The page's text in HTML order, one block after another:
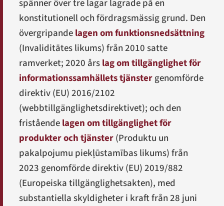
spänner över tre lagar lagrade på en
konstitutionell och fördragsmässig grund. Den
övergripandelagen om funktionsnedsättning
(Invaliditātes likums) från 2010 satte
ramverket; 2020 årslag om tillgänglighet för
informationssamhällets tjänstergenomförde
direktiv (EU) 2016/2102
(webbtillgänglighetsdirektivet); och den
friståendelagen om tillgänglighet för
produkter och tjänster(Produktu un
pakalpojumu piekļūstamības likums) från
2023 genomförde direktiv (EU) 2019/882
(Europeiska tillgänglighetsakten), med
substantiella skyldigheter i kraft från 28 juni